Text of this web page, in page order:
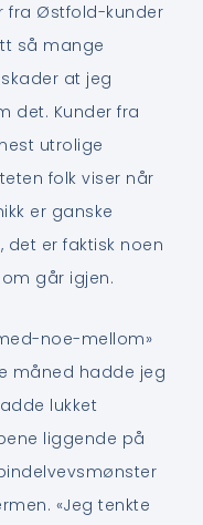
fra Østfold-kunder
så mange
at jeg
det. Kunder fra
utrolige
folk viser når
er ganske
det er faktisk noen
går igjen.
noe-mellom»
måned hadde jeg
lukket
liggende på
«Jeg tenkte